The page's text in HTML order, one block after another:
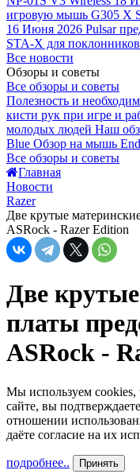
игровую мышь G305 X
16 Июня 2026 Pulsar
STA-X для
Все новости
Обзоры и советы
Все обзоры и советы
Полезность и
кисти рук при игре и
молодых людей Наш
Blue Обзор на мышь
Все обзоры и советы
Главная
Новости
Razer
Две крутые
ASRock - Razer Edition
Две
платы
ASRock -
Мы используем cookies,
сайте, вы
отношении
даёте согласие на их
подробнее.. Принять